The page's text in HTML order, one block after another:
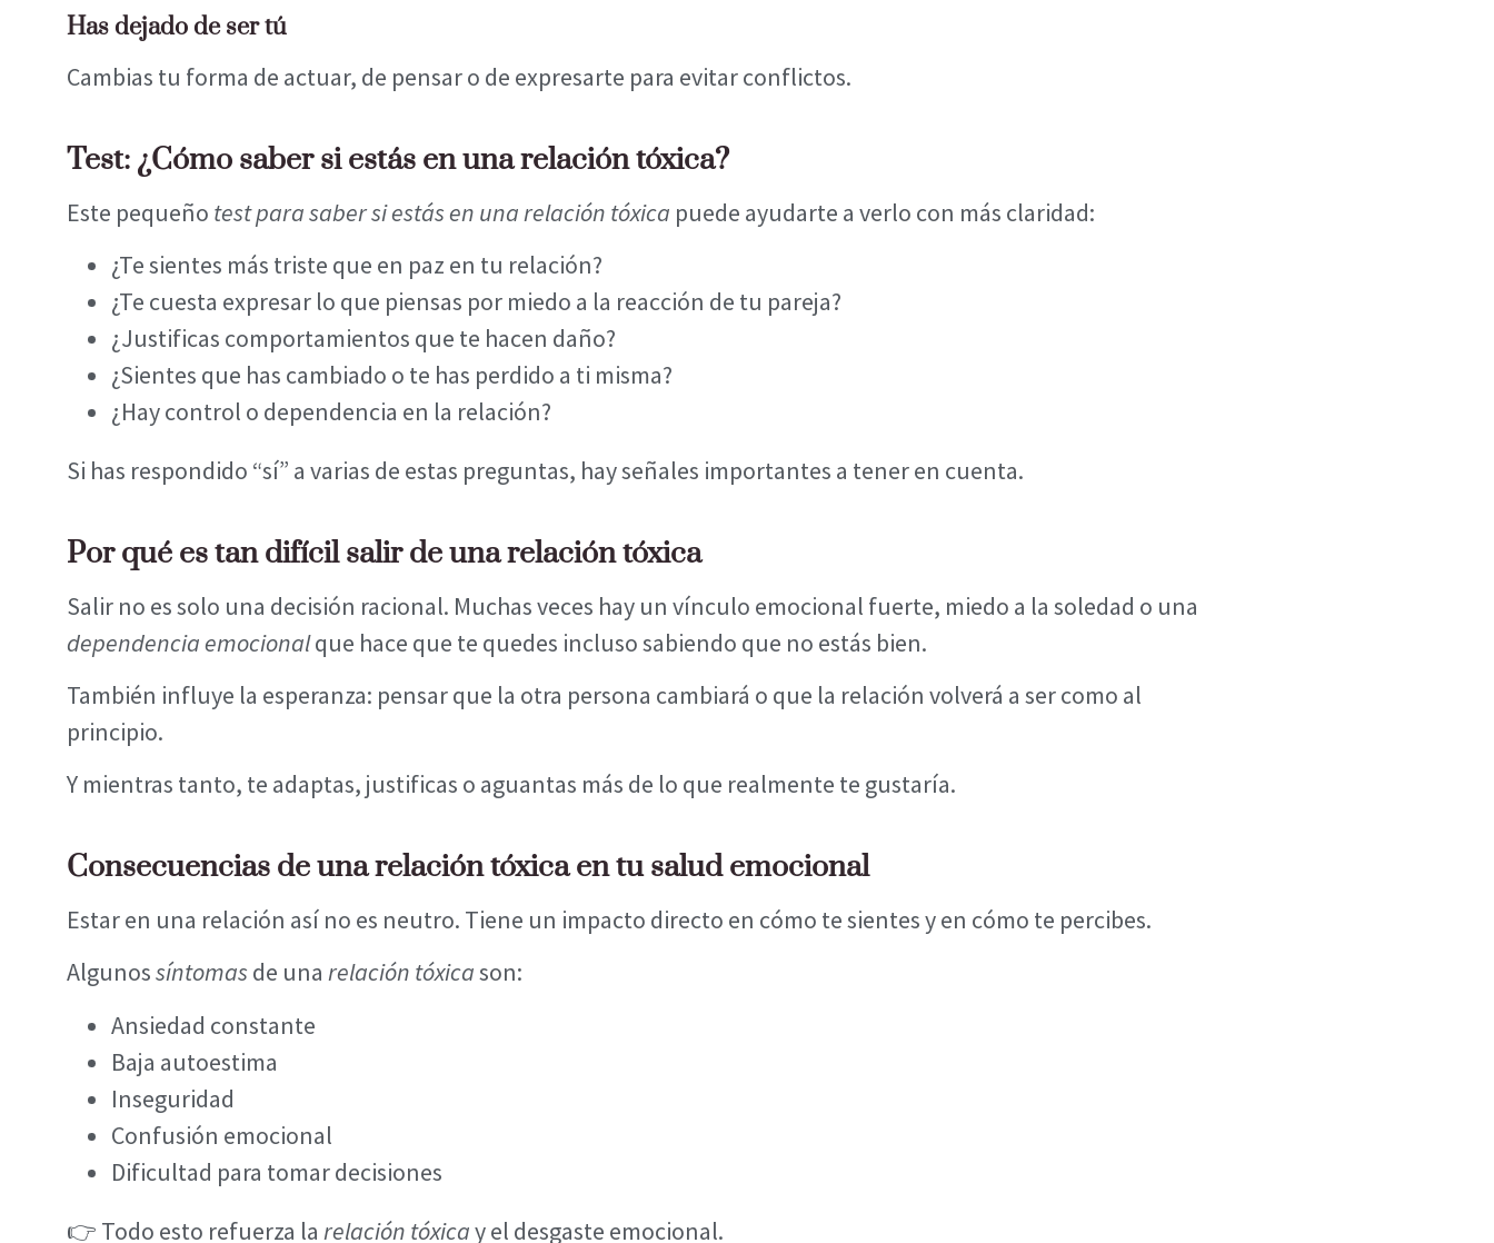
Has dejado de ser tú
Cambias tu forma de actuar, de pensar o de expresarte para evitar conflictos.
Test: ¿Cómo saber si estás en una relación tóxica?
Este pequeño test para saber si estás en una relación tóxica puede ayudarte a verlo con más claridad:
¿Te sientes más triste que en paz en tu relación?
¿Te cuesta expresar lo que piensas por miedo a la reacción de tu pareja?
¿Justificas comportamientos que te hacen daño?
¿Sientes que has cambiado o te has perdido a ti misma?
¿Hay control o dependencia en la relación?
Si has respondido “sí” a varias de estas preguntas, hay señales importantes a tener en cuenta.
Por qué es tan difícil salir de una relación tóxica
Salir no es solo una decisión racional. Muchas veces hay un vínculo emocional fuerte, miedo a la soledad o una
dependencia emocionalque hace que te quedes incluso sabiendo que no estás bien.
También influye la esperanza: pensar que la otra persona cambiará o que la relación volverá a ser como al
principio.
Y mientras tanto, te adaptas, justificas o aguantas más de lo que realmente te gustaría.
Consecuencias de una relación tóxica en tu salud emocional
Estar en una relación así no es neutro. Tiene un impacto directo en cómo te sientes y en cómo te percibes.
Algunossíntomas de una relación tóxicason:
Ansiedad constante
Baja autoestima
Inseguridad
Confusión emocional
Dificultad para tomar decisiones
👉 Todo esto refuerza la relación tóxicay el desgaste emocional.